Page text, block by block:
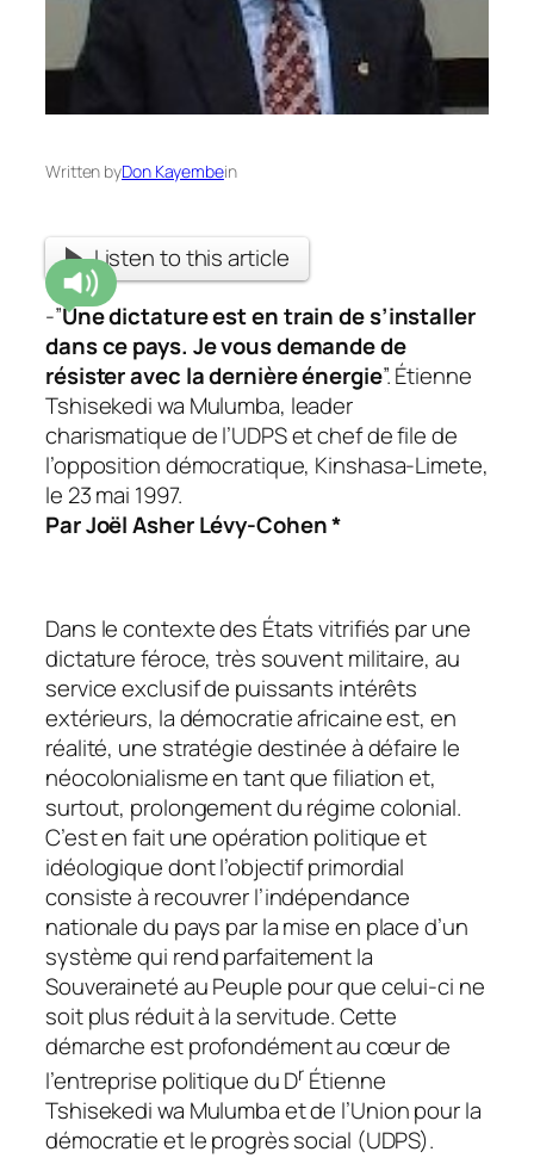
Written byDon Kayembein
Listen to this article
-”Une dictature est en train de s’installer
dans ce pays. Je vous demande de
résister avec la dernière énergie”. Étienne
Tshisekedi wa Mulumba, leader
charismatique de l’UDPS et chef de file de
l’opposition démocratique, Kinshasa-Limete,
le 23 mai 1997.
Par Joël Asher Lévy-Cohen *
Dans le contexte des États vitrifiés par une
dictature féroce, très souvent militaire, au
service exclusif de puissants intérêts
extérieurs, la démocratie africaine est, en
réalité, une stratégie destinée à défaire le
néocolonialisme en tant que filiation et,
surtout, prolongement du régime colonial.
C’est en fait une opération politique et
idéologique dont l’objectif primordial
consiste à recouvrer l’indépendance
nationale du pays par la mise en place d’un
système qui rend parfaitement la
Souveraineté au Peuple pour que celui-ci ne
soit plus réduit à la servitude. Cette
démarche est profondément au cœur de
l’entreprise politique du Dr Étienne
Tshisekedi wa Mulumba et de l’Union pour la
démocratie et le progrès social (UDPS).